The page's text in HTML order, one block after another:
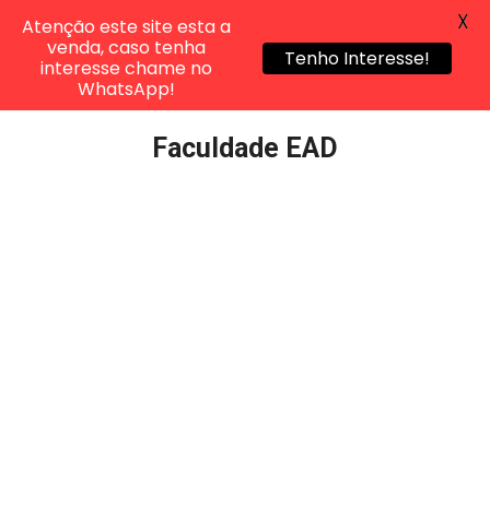
Faculdade EAD
Atenção este site esta a
venda, caso tenha
interesse chame no
WhatsApp!
Tenho Interesse!
X